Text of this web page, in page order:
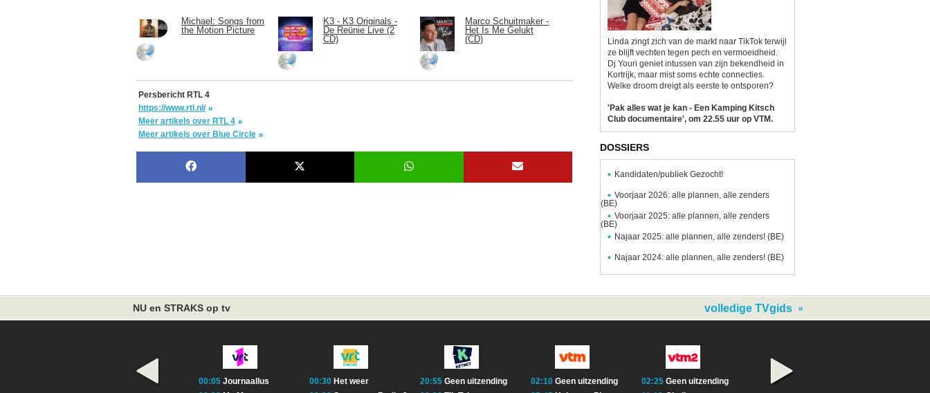
Michael: Songs from
the Motion Picture
K3 - K3 Originals -
De Reünie Live (2
CD)
Marco Schuitmaker -
Het Is Me Gelukt
(CD)
Persbericht RTL 4
https://www.rtl.nl/
Meer artikels over RTL 4
Meer artikels over Blue Circle
Linda zingt zich van de markt naar TikTok terwijl
ze blijft vechten tegen pech en vermoeidheid.
Dj Youri geniet intussen van zijn bekendheid in
Kortrijk, maar mist soms echte connecties.
Welke droom dreigt als eerste te ontsporen?
'Pak alles wat je kan - Een Kamping Kitsch
Club documentaire', om 22.55 uur op VTM.
DOSSIERS
Kandidaten/publiek Gezocht!
Voorjaar 2026: alle plannen, alle zenders
(BE)
Voorjaar 2025: alle plannen, alle zenders
(BE)
Najaar 2025: alle plannen, alle zenders! (BE)
Najaar 2024: alle plannen, alle zenders! (BE)
NU en STRAKS op tv volledige TVgids
00:05 Journaallus
00:30 Het weer
20:55 Geen uitzending
02:10 Geen uitzending
02:25 Geen uitzending
01:10 Geen uitzending